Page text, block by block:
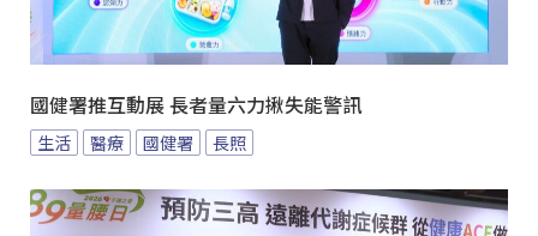
國健署推互動展 長者量六力揪失能警訊
生活 醫療 國健署 長照